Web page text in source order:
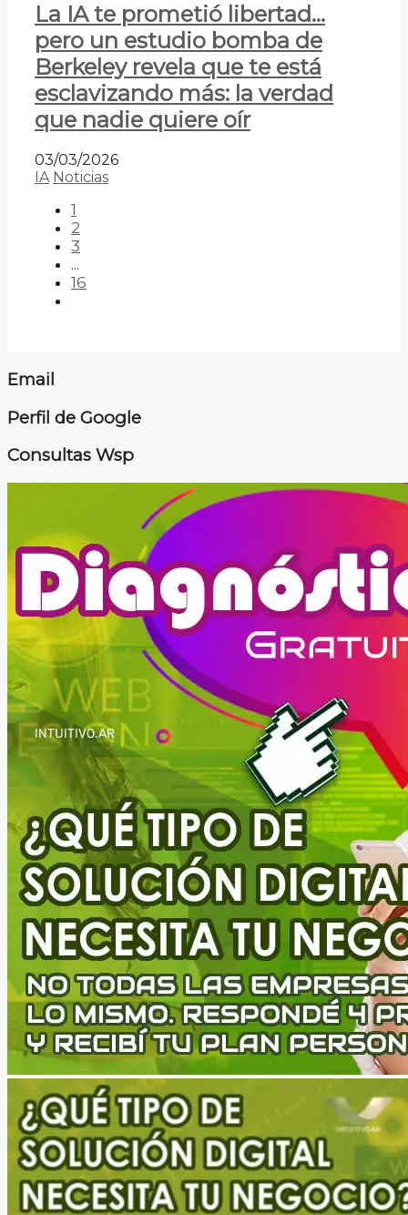
La IA te prometió libertad…
pero un estudio bomba de
Berkeley revela que te está
esclavizando más: la verdad
que nadie quiere oír
03/03/2026
IA Noticias
1
2
3
...
16
Email
Perfil de Google
Consultas Wsp